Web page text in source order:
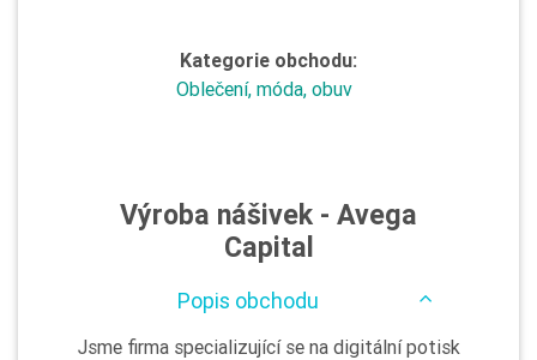
Kategorie obchodu:
Oblečení, móda, obuv
Výroba nášivek - Avega
Capital
Popis obchodu
Jsme firma specializující se na digitální potisk